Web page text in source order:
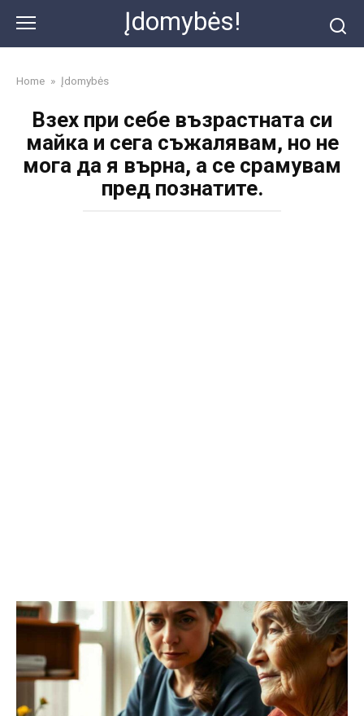
content
Įdomybės!
Home » Įdomybės
Взех при себе възрастната си
майка и сега съжалявам, но не
мога да я върна, а се срамувам
пред познатите.